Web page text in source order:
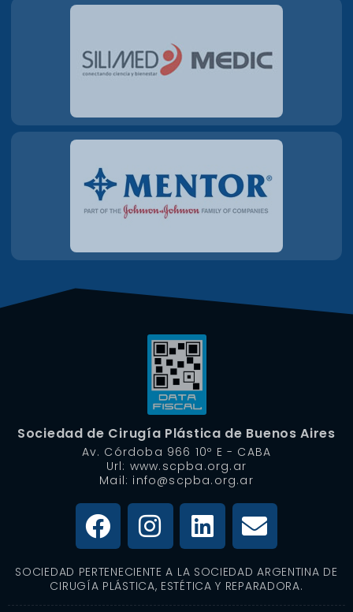
Sociedad de Cirugía Plástica de Buenos Aires
Av. Córdoba 966 10º E - CABA
Url: www.scpba.org.ar
Mail: info@scpba.org.ar
SOCIEDAD PERTENECIENTE A LA SOCIEDAD ARGENTINA DE
CIRUGÍA PLÁSTICA, ESTÉTICA Y REPARADORA.